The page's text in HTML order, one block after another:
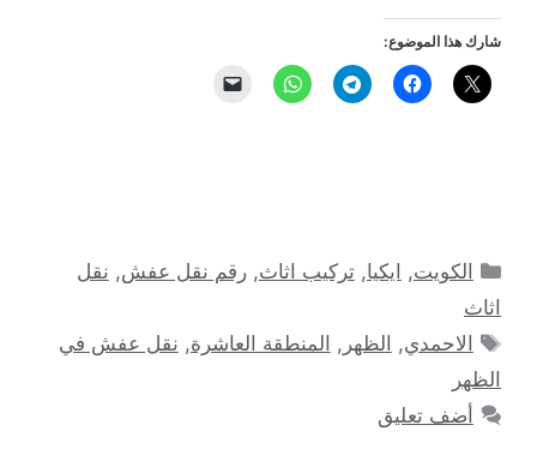
شارك هذا الموضوع:
التصنيفات
الكويت, ايكيا,تركيب اثاث,رقم نقل عفش, نقل
اثاث
الوسوم
الاحمدي, الظهر , المنطقة العاشرة, نقل عفش في
الظهر
أضف تعليق